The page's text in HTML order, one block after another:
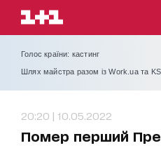
Голос країни: кастинг
Шлях майстра разом із Work.ua та
20:20 | 10.05.2022
Помер перший